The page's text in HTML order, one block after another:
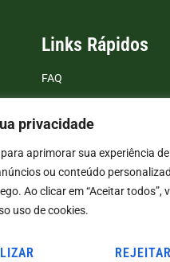
privacidade
aprimorar sua experiência de
ou conteúdo
Ao clicar em “Aceitar todos”,
uso de cookies.
REJEITAR
Links Rápidos
FAQ
Termos e Condições